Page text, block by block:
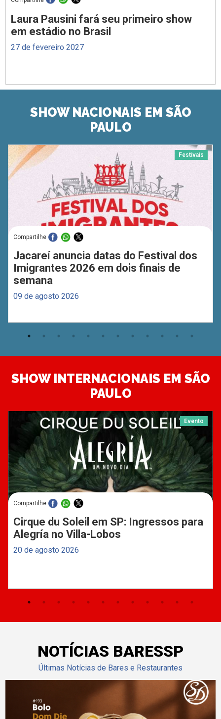
Laura Pausini fará seu primeiro show
em estádio no Brasil
27 de fevereiro 2027
SHOW NACIONAIS EM SÃO
PAULO
Festivais
Compartilhe
Jacareí anuncia datas do Festival dos
Imigrantes 2026 em dois finais de
semana
09 de agosto 2026
SHOW INTERNACIONAIS EM SÃO
PAULO
Evento
Compartilhe
Cirque du Soleil em SP: Ingressos para
Alegría no Villa-Lobos
20 de agosto 2026
NOTÍCIAS BARESSP
Últimas Notícias de Bares e Restaurantes